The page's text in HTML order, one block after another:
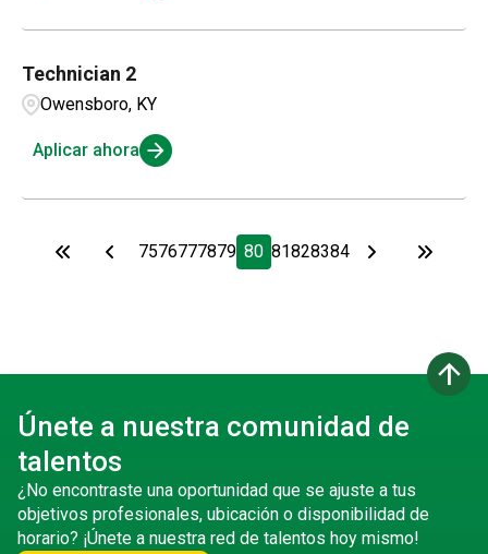
Technician 2
Owensboro, KY
Aplicar ahora
7576777879 80 81828384
arrow_upward
Únete a nuestra comunidad de
talentos
¿No encontraste una oportunidad que se ajuste a tus
objetivos profesionales, ubicación o disponibilidad de
horario? ¡Únete a nuestra red de talentos hoy mismo!